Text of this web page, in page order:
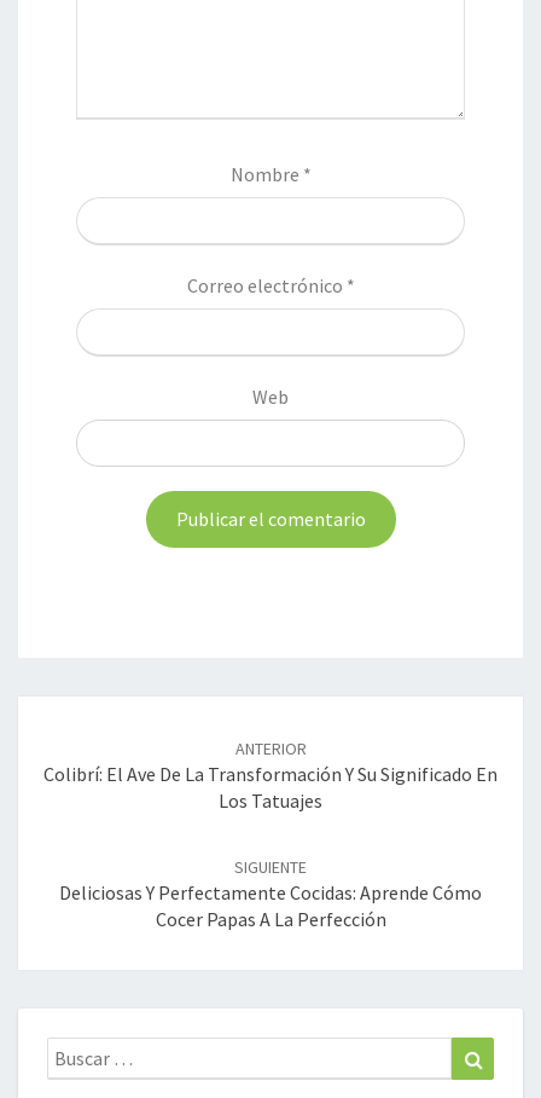
Nombre *
Correo electrónico *
Web
entradas
ANTERIOR
Colibrí: El Ave De La Transformación Y Su Significado En
Los Tatuajes
SIGUIENTE
Deliciosas Y Perfectamente Cocidas: Aprende Cómo
Cocer Papas A La Perfección
Buscar: